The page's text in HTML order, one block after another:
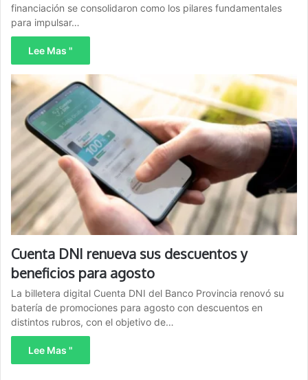
financiación se consolidaron como los pilares fundamentales
para impulsar…
Lee Mas "
Cuenta DNI renueva sus descuentos y
beneficios para agosto
La billetera digital Cuenta DNI del Banco Provincia renovó su
batería de promociones para agosto con descuentos en
distintos rubros, con el objetivo de…
Lee Mas "